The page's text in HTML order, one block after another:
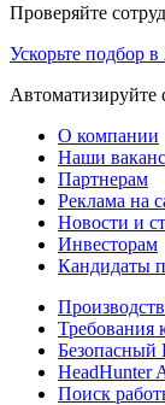
Проверяйте
Ускорьте подбор в
Автоматизируйте
О компании
Наши
Партнерам
Реклама на
Новости и
Инвесторам
Кандидаты
Требования
Безопасный
HeadHunter
Поиск